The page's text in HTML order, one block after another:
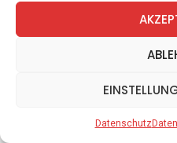
Datenschutz